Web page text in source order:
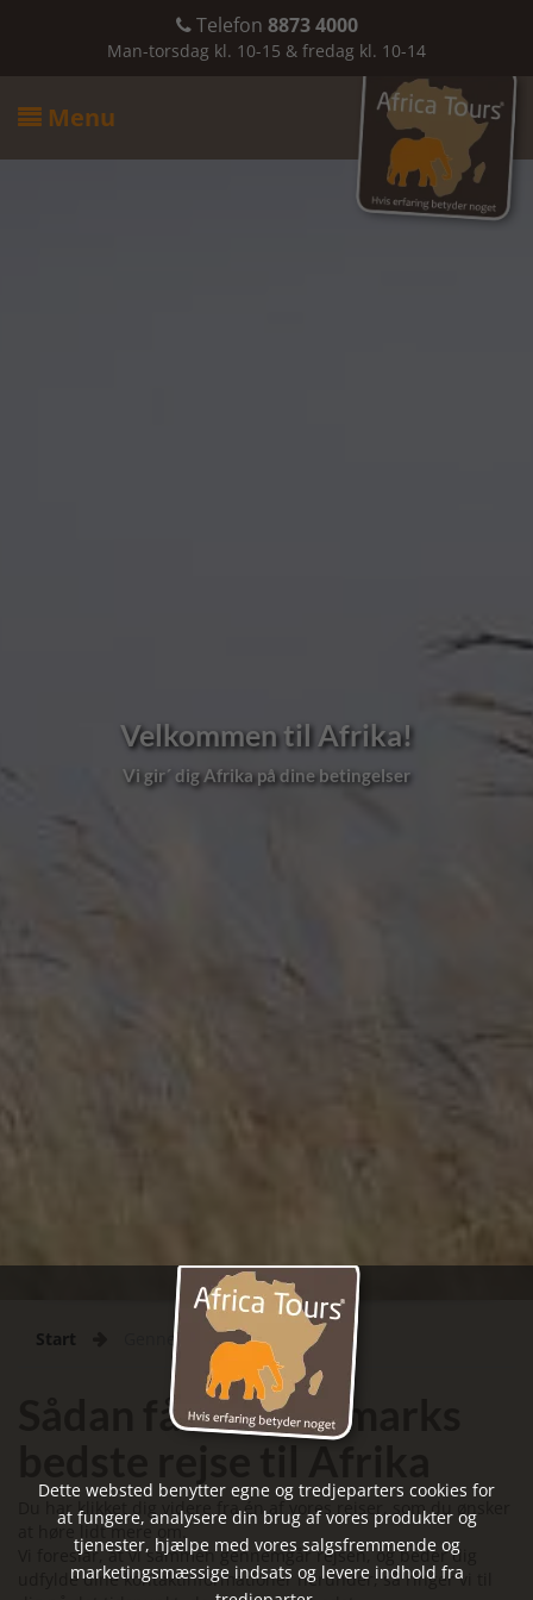
Telefon 8873 4000
Man-torsdag kl. 10-15 & fredag kl. 10-14
 Menu
Velkommen til Afrika!
Vi gir´ dig Afrika på dine betingelser
Start Gennemført
Sådan får du Danmarks
Du har klikket dig videre fra én af vores rejser, som du ønsker
at høre lidt mere om.
Vi foreslår, at vi sammen gennemgår rejsen, og beder dig
udfylde dine kontaktinformationer herunder, så ringer vi til
Dette websted benytter egne og tredjeparters cookies for
at fungere, analysere din brug af vores produkter og
tjenester, hjælpe med vores salgsfremmende og
marketingsmæssige indsats og levere indhold fra